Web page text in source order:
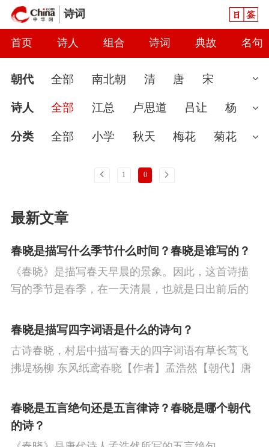
诗词
首页 诗人 组合 诗词 典故 名句
朝代 全部 南北朝 清 唐 宋
汉 现代 元 先秦 魏晋 隋 近
代 秦 当代 明 辽 金 五代
诗人 全部 江总 卢思道 吕让 杨
广 陈子良 孔绍安 隋无名氏 明余
王胄
分类 全部 小学 秋天 梅花 菊花
七夕节
史 豪放
闺怨 思念 讽刺 友情 月亮 重阳
节 寒食节 人生 赞美 悼亡 柳 高
水 夏天 思乡 元宵节 爱情
寓理 风 战争 劳动 励志 马 边
师 荷花
1 0
下一页
最新文章
春晓是描写什么季节什么时间？春晓是谁写的？
《春晓》是描写春天早晨的景象。因此，这首诗描
写的季节是春季，在一天清晨，也就是日出前后的
春晓是描写四字词语是什么的诗句？
古诗春晓，村居中描写春天的四字词语有草长莺飞
拂堤杨柳 东风纸鸢春晓【作者】孟浩然【朝代】唐
少。译文春日里贪睡不知不觉天已破晓，搅乱我酣
眠的是那啁啾的小鸟。
春晓是五言绝句还是五言律诗？春晓是哪个朝代
的诗？